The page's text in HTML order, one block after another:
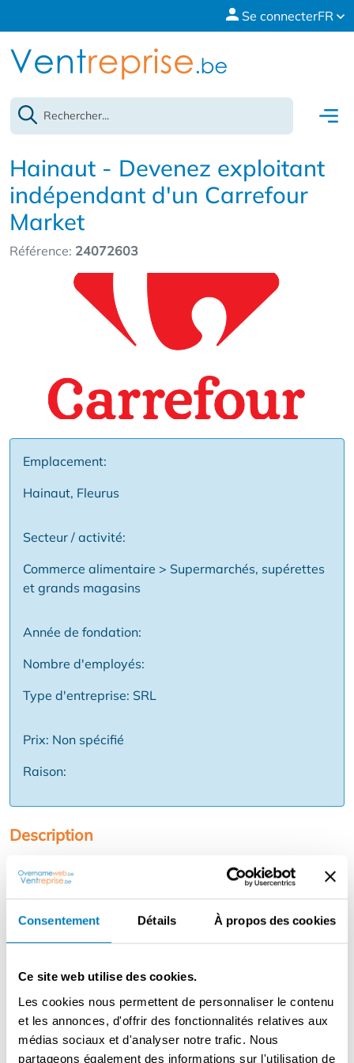
Consentement Détails À propos des cookies
Ce site web utilise des cookies.
Les cookies nous permettent de personnaliser le contenu
et les annonces, d'offrir des fonctionnalités relatives aux
médias sociaux et d'analyser notre trafic. Nous
partageons également des informations sur l'utilisation de
Se connecterFR
Hainaut - Devenez exploitant
indépendant d'un Carrefour
Market
Référence: 24072603
Emplacement:
Hainaut, Fleurus
Secteur / activité:
Commerce alimentaire > Supermarchés, supérettes
et grands magasins
Année de fondation:
Nombre d'employés:
Type d'entreprise: SRL
Prix: Non spécifié
Raison:
Description
Nos conditions financières accessibles vous offrent la
chance unique d’exploiter une affaire florissante en vous
réseau de distribution fort étendu ainsi que du soutien et
de la notoriété de Carrefour.
Votre nouveau supermarché Carrefour enchante les
clients grâce à son environnement accueillant: des